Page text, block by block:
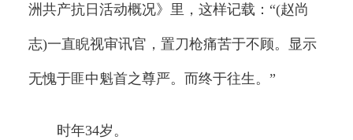
洲共产抗日活动概况》里，这样记载：“(赵尚
志)一直睨视审讯官，置刀枪痛苦于不顾。显示
无愧于匪中魁首之尊严。而终于往生。”
时年34岁。